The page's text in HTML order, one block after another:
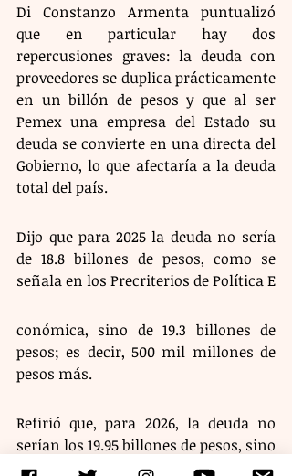
Di Constanzo Armenta puntualizó
que en particular hay dos
repercusiones graves: la deuda con
proveedores se duplica prácticamente
en un billón de pesos y que al ser
Pemex una empresa del Estado su
deuda se convierte en una directa del
Gobierno, lo que afectaría a la deuda
total del país.
Dijo que para 2025 la deuda no sería
de 18.8 billones de pesos, como se
señala en los Precriterios de Política E
conómica, sino de 19.3 billones de
pesos; es decir, 500 mil millones de
pesos más.
Refirió que, para 2026, la deuda no
serían los 19.95 billones de pesos, sino
que sería de alrededor de 20.5 billones